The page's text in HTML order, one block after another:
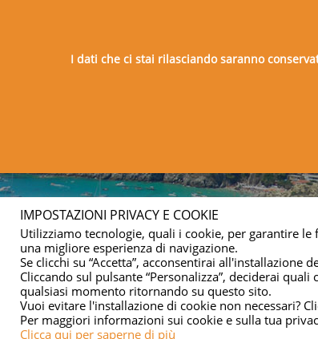
I dati che ci stai rilasciando saranno
IMPOSTAZIONI PRIVACY E COOKIE
Utilizziamo tecnologie, quali i cookie, per garantire
una migliore esperienza di navigazione.
Se clicchi su “Accetta”, acconsentirai all'installazione
Cliccando sul pulsante “Personalizza”, deciderai
qualsiasi momento ritornando su questo sito.
Vuoi evitare l'installazione di cookie non necessari?
Per maggiori informazioni sui cookie e sulla tua
Clicca qui per saperne di più